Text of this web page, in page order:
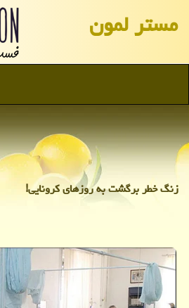
مستر لمون
زنگ خطر برگشت به روزهای کرونایی!